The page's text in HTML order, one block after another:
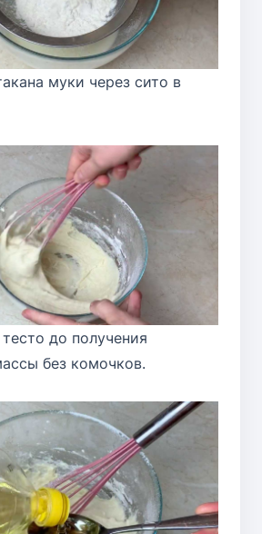
муки через сито в
до получения
без комочков.